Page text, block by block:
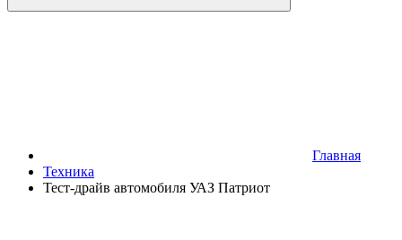
Главная
Техника
Тест-драйв автомобиля УАЗ Патриот